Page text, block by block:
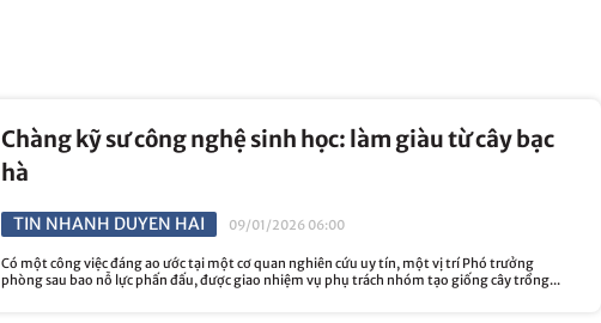
Chàng kỹ sư công nghệ sinh học: làm giàu từ cây bạc
hà
TIN NHANH DUYEN HAI 09/01/2026 06:00
Có một công việc đáng ao ước tại một cơ quan nghiên cứu uy tín, một vị trí Phó trưởng
phòng sau bao nỗ lực phấn đấu, được giao nhiệm vụ phụ trách nhóm tạo giống cây trồng...